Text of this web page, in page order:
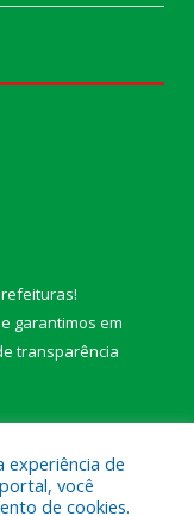
!
garantimos em
transparência
experiência de
você
de cookies.